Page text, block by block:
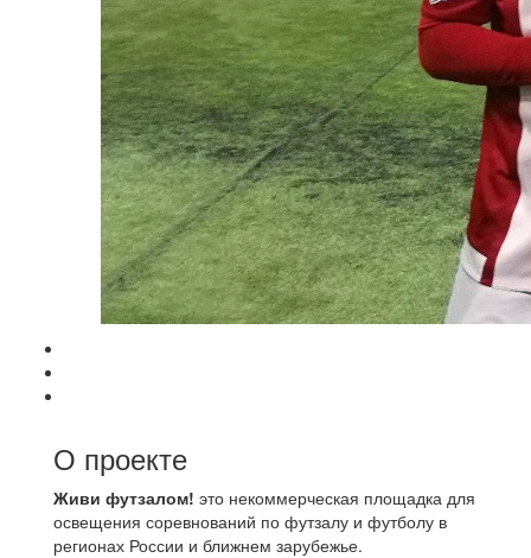
О проекте
Живи футзалом! это некоммерческая площадка для
освещения соревнований по футзалу и футболу в
регионах России и ближнем зарубежье.